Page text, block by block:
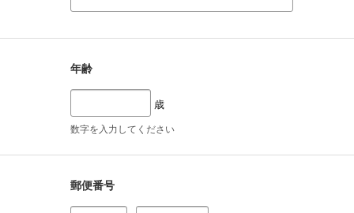
年齢
歳
数字を入力してください
郵便番号